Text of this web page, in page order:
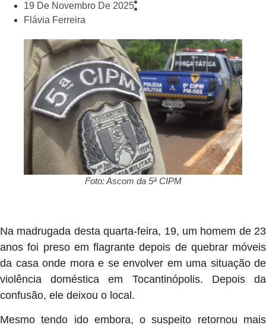
19 De Novembro De 2025
Flávia Ferreira
Foto: Ascom da 5ª CIPM
Na madrugada desta quarta-feira, 19, um homem de 23
anos foi preso em flagrante depois de quebrar móveis
da casa onde mora e se envolver em uma situação de
violência doméstica em Tocantinópolis. Depois da
confusão, ele deixou o local.
Mesmo tendo ido embora, o suspeito retornou mais